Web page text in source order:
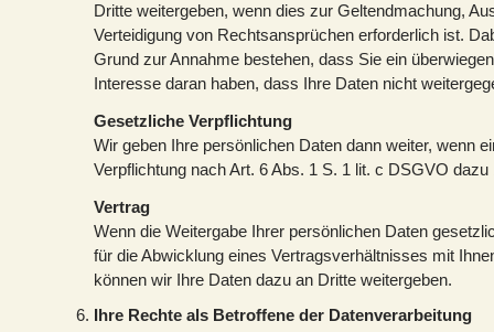
Dritte weitergeben, wenn dies zur Geltendmachung,
Verteidigung von Rechtsansprüchen erforderlich ist.
Grund zur Annahme bestehen, dass Sie ein
Interesse daran haben, dass Ihre Daten nicht
Gesetzliche Verpflichtung
Wir geben Ihre persönlichen Daten dann weiter, wenn
Verpflichtung nach Art. 6 Abs. 1 S. 1 lit. c DSGVO dazu
Vertrag
Wenn die Weitergabe Ihrer persönlichen Daten
für die Abwicklung eines Vertragsverhältnisses mit
können wir Ihre Daten dazu an Dritte weitergeben.
Ihre Rechte als Betroffene der Datenverarbeitung